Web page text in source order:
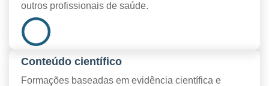
outros profissionais de saúde.
Conteúdo científico
Formações baseadas em evidência científica e